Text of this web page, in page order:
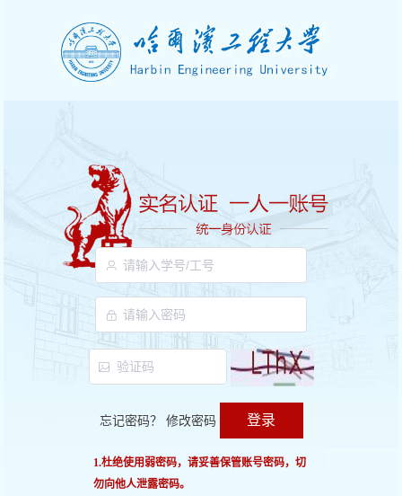
忘记密码？ 修改密码 登录
1.杜绝使用弱密码，请妥善保管账号密码，切
勿向他人泄露密码。